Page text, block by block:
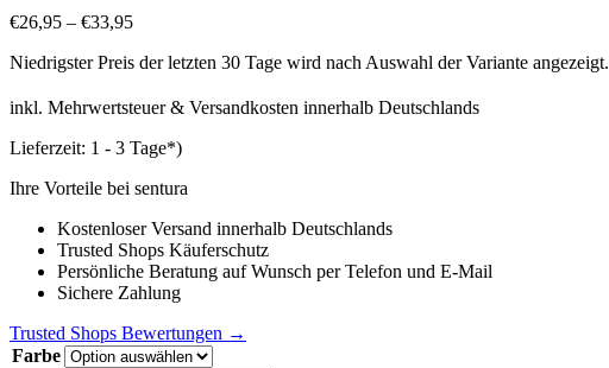
€26,95 – €33,95
Niedrigster Preis der letzten 30 Tage wird nach Auswahl der Variante angezeigt.
inkl. Mehrwertsteuer & Versandkosten innerhalb Deutschlands
Lieferzeit: 1 - 3 Tage*)
Ihre Vorteile bei sentura
Kostenloser Versand innerhalb Deutschlands
Trusted Shops Käuferschutz
Persönliche Beratung auf Wunsch per Telefon und E-Mail
Sichere Zahlung
Trusted Shops Bewertungen →
Farbe